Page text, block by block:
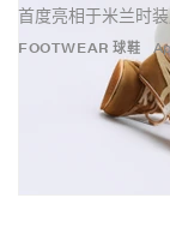
FOOTWEAR 球鞋
首度亮相于米兰时